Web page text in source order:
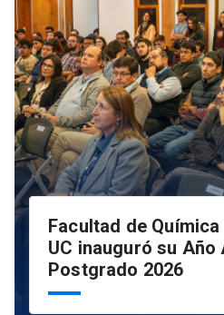
Facultad de
UC inauguró su
Postgrado 2026